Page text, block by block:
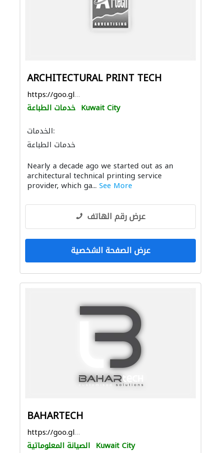
ARCHITECTURAL PRINT TECH
https://goo.gl/maps/CwirTw8gU1JZR8S57
خدمات الطباعة Kuwait City
الخدمات:
خدمات الطباعة
Nearly a decade ago we started out as an
architectural technical printing service
provider, which ga... See More
عرض رقم الهاتف
عرض الصفحة الشخصية
BAHARTECH
https://goo.gl/maps/ABNtN5jVY5d47mUq9
الصيانة المعلوماتية Kuwait City